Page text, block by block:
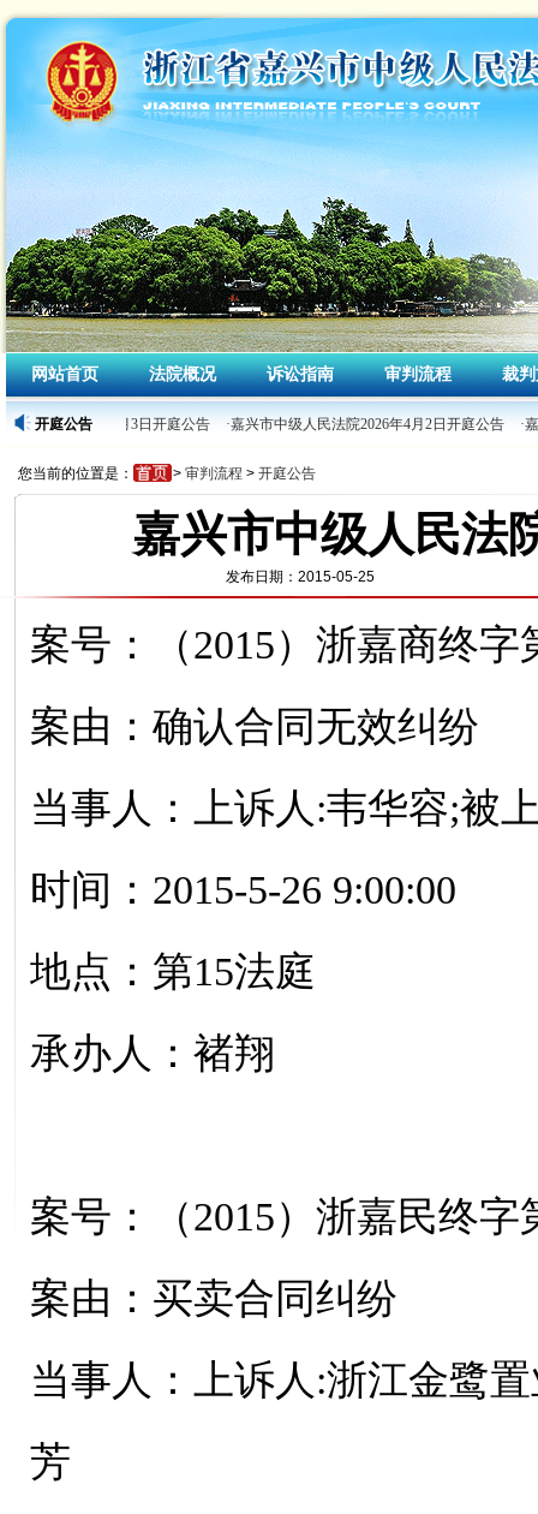
网站首页 法院概况 诉讼指南 审判流程 裁
开庭公告
民法院2026年4月3日开庭公告 ·嘉兴市中级人民法院2026年4月2日开庭公告 ·
您当前的位置是： > 审判流程 > 开庭公告
嘉兴市中级人民法
发布日期：2015-05-25
案号：（2015）浙嘉商终字
案由：确认合同无效纠纷
当事人：上诉人:韦华容;被
时间：2015-5-26 9:00:00
地点：第15法庭
承办人：褚翔
案号：（2015）浙嘉民终字
案由：买卖合同纠纷
当事人：上诉人:浙江金鹭
芳